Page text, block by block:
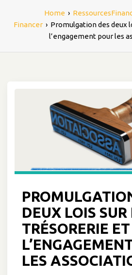
Home ›
Financer › Promulgation des deux
l’engagement pour les
DEUX LOIS
TRÉSORERIE ET
LES